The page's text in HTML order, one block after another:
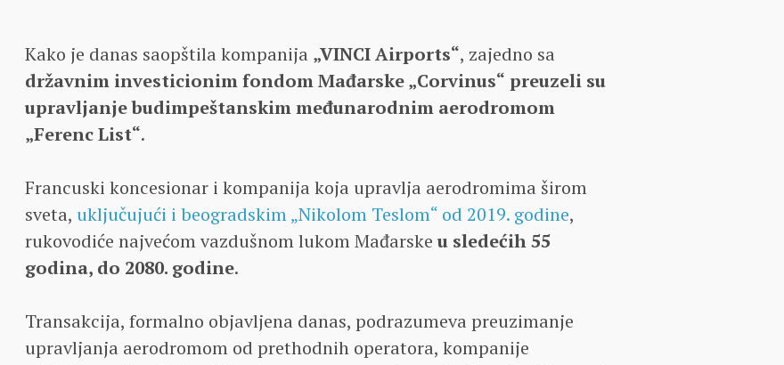
Kako je danas saopštila kompanija „VINCI Airports“, zajedno sa
državnim investicionim fondom Mađarske „Corvinus“ preuzeli su
upravljanje budimpeštanskim međunarodnim aerodromom
„Ferenc List“.
Francuski koncesionar i kompanija koja upravlja aerodromima širom
sveta, uključujući i beogradskim „Nikolom Teslom“ od 2019. godine,
rukovodiće najvećom vazdušnom lukom Mađarske u sledećih 55
godina, do 2080. godine.
Transakcija, formalno objavljena danas, podrazumeva preuzimanje
upravljanja aerodromom od prethodnih operatora, kompanije